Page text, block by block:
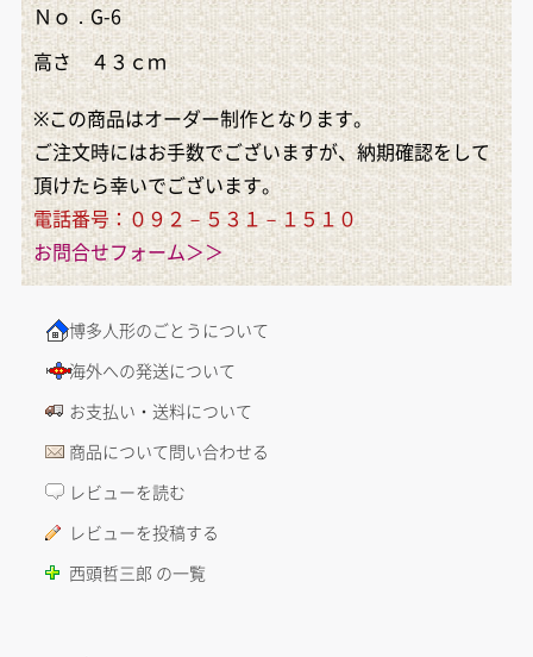
Ｎｏ．G-6
高さ ４３ｃｍ
※この商品はオーダー制作となります。
ご注文時にはお手数でございますが、納期確認をして
頂けたら幸いでございます。
電話番号：０９２－５３１－１５１０
お問合せフォーム＞＞
博多人形のごとうについて
海外への発送について
お支払い・送料について
商品について問い合わせる
レビューを読む
レビューを投稿する
西頭哲三郎 の一覧